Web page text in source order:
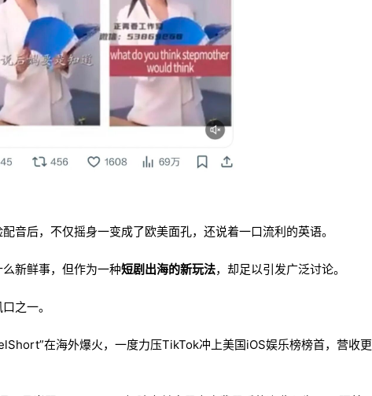
音后，不仅摇身一变成了欧美面孔，还说着一口流利的英语。
新鲜事，但作为一种短剧出海的新玩法，却足以引发广泛讨论。
之一。
在海外爆火，一度力压TikTok冲上美国iOS娱乐榜榜首，营收更